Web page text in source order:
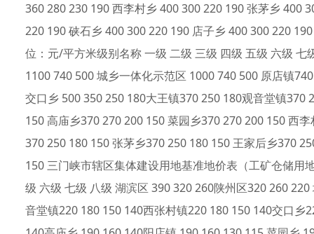
360 280 230 190 西李村乡 400 300 220 190 张茅乡 400
220 190 硖石乡 400 300 220 190 店子乡 400 300 220
位：元/平方米级别名称 一级 二级 三级 四级 五级 六级
1100 740 500 城乡一体化示范区 1000 740 500 原店镇
交口乡 500 350 250 180大王镇370 250 180观音堂镇
150 高庙乡370 270 200 150 菜园乡370 270 200 150 西
370 250 180 150 张茅乡370 250 180 150 王家后乡370
150 三门峡市辖区集体建设用地基准地价表（工矿仓储用
级 六级 七级 八级 湖滨区 390 320 260陕州区320 260
音堂镇220 180 150 140西张村镇220 180 150 140交口